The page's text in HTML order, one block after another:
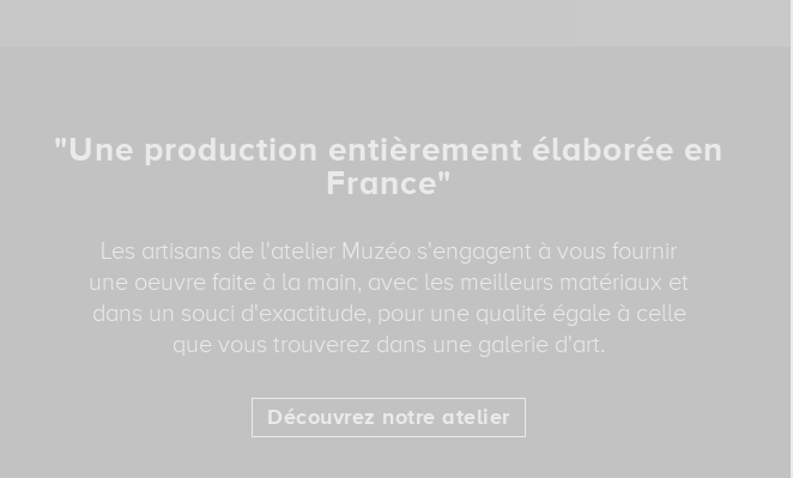
"Une production entièrement élaborée en
France"
Les artisans de l'atelier Muzéo s'engagent à vous fournir
une oeuvre faite à la main, avec les meilleurs matériaux et
dans un souci d'exactitude, pour une qualité égale à celle
que vous trouverez dans une galerie d'art.
Découvrez notre atelier